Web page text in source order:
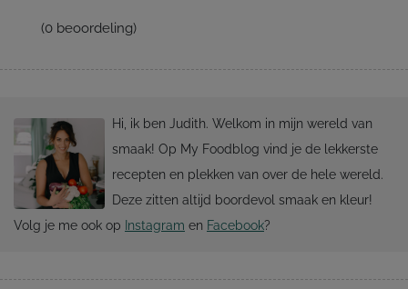
(0 beoordeling)
Hi, ik ben Judith. Welkom in mijn wereld van
smaak! Op My Foodblog vind je de lekkerste
recepten en plekken van over de hele wereld.
Deze zitten altijd boordevol smaak en kleur!
Volg je me ook op Instagram en Facebook?